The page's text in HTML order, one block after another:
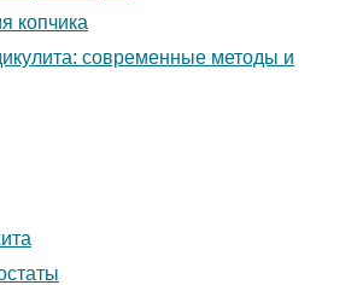
копчика
современные методы и